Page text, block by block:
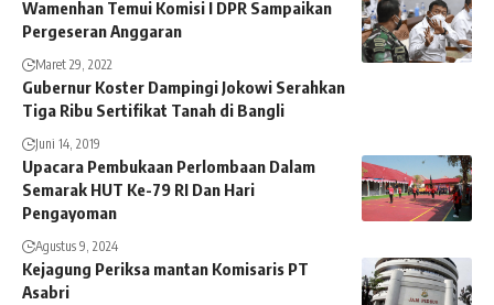
Wamenhan Temui Komisi I DPR Sampaikan
Pergeseran Anggaran
Maret 29, 2022
Gubernur Koster Dampingi Jokowi Serahkan
Tiga Ribu Sertifikat Tanah di Bangli
Juni 14, 2019
Upacara Pembukaan Perlombaan Dalam
Semarak HUT Ke-79 RI Dan Hari
Pengayoman
Agustus 9, 2024
Kejagung Periksa mantan Komisaris PT
Asabri